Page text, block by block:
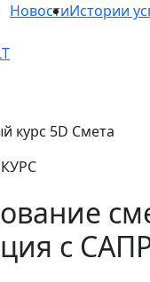
НовостиИстории
курс 5D Смета
с